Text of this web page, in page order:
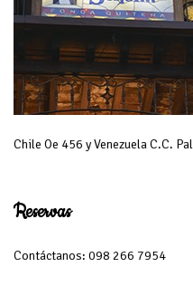
Chile Oe 456 y Venezuela C.C.
Reservas
Contáctanos: 098 266 7954